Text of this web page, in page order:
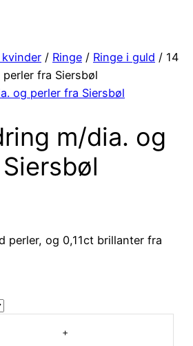
/ Ringe / Ringe i guld / 14
fra Siersbøl
m/dia. og
perler, og 0,11ct brillanter fra